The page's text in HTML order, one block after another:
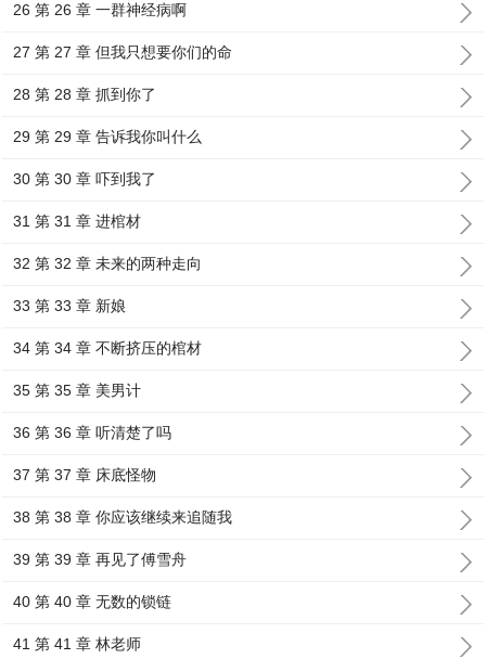
26 第 26 章 一群神经病啊
27 第 27 章 但我只想要你们的命
28 第 28 章 抓到你了
29 第 29 章 告诉我你叫什么
30 第 30 章 吓到我了
31 第 31 章 进棺材
32 第 32 章 未来的两种走向
33 第 33 章 新娘
34 第 34 章 不断挤压的棺材
35 第 35 章 美男计
36 第 36 章 听清楚了吗
37 第 37 章 床底怪物
38 第 38 章 你应该继续来追随我
39 第 39 章 再见了傅雪舟
40 第 40 章 无数的锁链
41 第 41 章 林老师